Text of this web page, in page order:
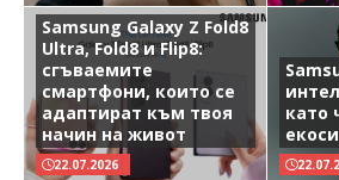
Samsung Galaxy Z Fold8
Ultra, Fold8 и Flip8:
сгъваемите
смартфони, които се
адаптират към твоя
начин на живот
22.07.2026
като